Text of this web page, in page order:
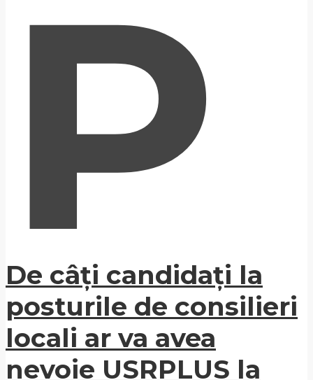
P
De câți candidați la
posturile de consilieri
locali ar va avea
nevoie USRPLUS la